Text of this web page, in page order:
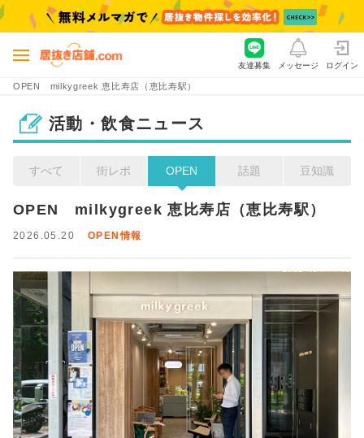
OPEN milkygreek 恵比寿店（恵比寿駅）
友達募集 メッセージ ログイン
活動・飲食ニュース
すべて 街レポ OPEN 話題 豆知識
OPEN　milkygreek 恵比寿店（恵比寿駅）
2026.05.20 OPEN情報